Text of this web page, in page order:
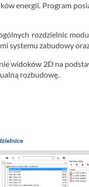
energii. Program
rozdzielnic
systemu zabudowy
widoków 2D na
rozbudowę.